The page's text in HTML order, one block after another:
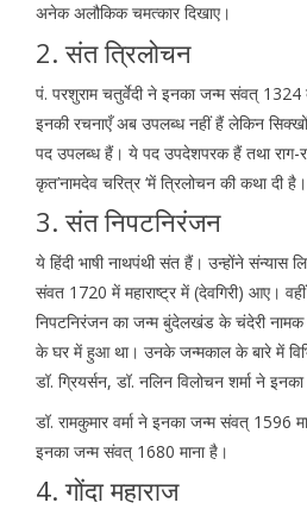
अनेक अलौकिक चमत्कार दिखाए।
2. संत त्रिलोचन
पं. परशुराम चतुर्वेदी ने इनका जन्म संवत्
इनकी रचनाएँ अब उपलब्ध नहीं हैं लेकिन
पद उपलब्ध हैं। ये पद उपदेशपरक हैं तथा राग-
कृत’नामदेव चरित्र ‘में त्रिलोचन की कथा दी
3. संत निपटनिरंजन
ये हिंदी भाषी नाथपंथी संत हैं। उन्होंने
संवत 1720 में महाराष्ट्र में (देवगिरी) आए।
निपटनिरंजन का जन्म बुंदेलखंड के चंदेरी नामक
के घर में हुआ था। उनके जन्मकाल के बारे में
डॉ. ग्रियर्सन, डॉ. नलिन विलोचन शर्मा ने
डॉ. रामकुमार वर्मा ने इनका जन्म संवत् 1596
इनका जन्म संवत् 1680 माना है।
4. गोंदा महाराज